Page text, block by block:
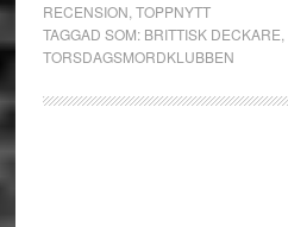
RECENSION TOPPNYTT
TAGGAD SOM: BRITTISK DECKARE
TORSDAGSMORDKLUBBEN